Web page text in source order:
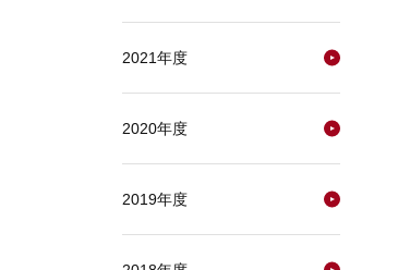
2021年度
2020年度
2019年度